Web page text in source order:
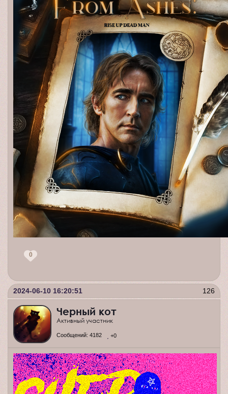
0
126
2024-06-10 16:20:51
Черный кот
Активный участник
Сообщений: 4182 +0